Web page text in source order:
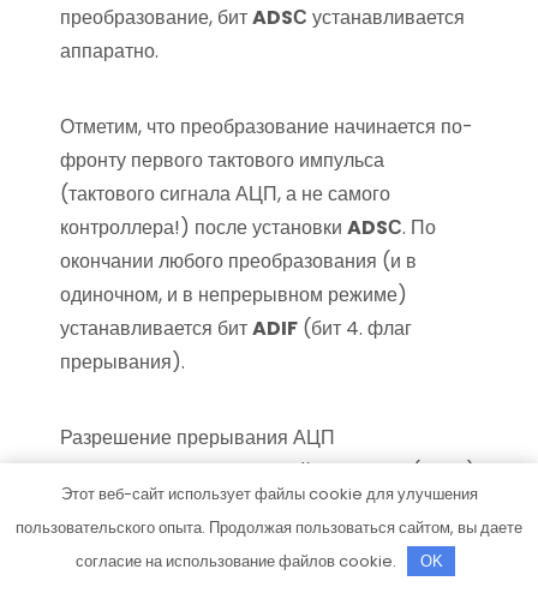
преобразование, битADSС устанавливается
аппаратно.
Отметим, что преобразование начинается по-
фронту первого тактового импульса
(тактового сигнала АЦП, а не самого
контроллера!) после установки ADSС. По
окончании любого преобразования (и в
одиночном, и в непрерывном режиме)
устанавливается битADIF (бит 4. флаг
прерывания).
Разрешение прерывания АЦП
осуществляется установкой битаADIE(бит 3)
все того же регистра ADCSR/ADCSRA.
Этот веб-сайт использует файлы cookie для улучшения
пользовательского опыта. Продолжая пользоваться сайтом, вы даете
согласие на использование файлов cookie.
OK